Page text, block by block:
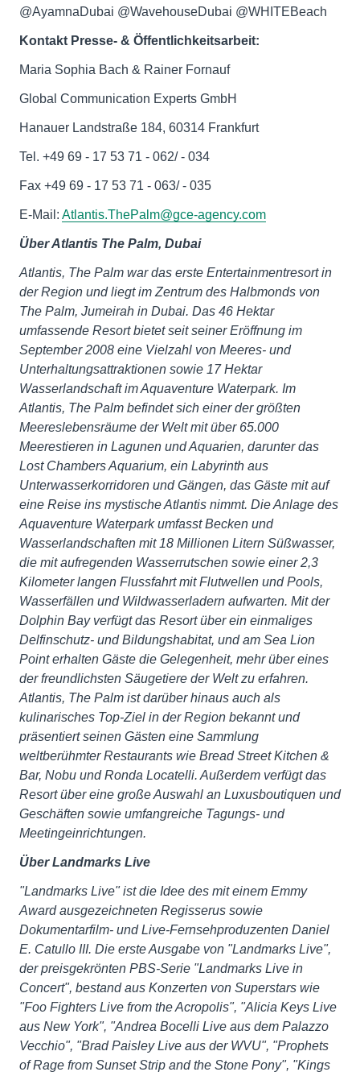
@AyamnaDubai @WavehouseDubai @WHITEBeach
Kontakt Presse- & Öffentlichkeitsarbeit:
Maria Sophia Bach & Rainer Fornauf
Global Communication Experts GmbH
Hanauer Landstraße 184, 60314 Frankfurt
Tel. +49 69 - 17 53 71 - 062/ - 034
Fax +49 69 - 17 53 71 - 063/ - 035
E-Mail: Atlantis.ThePalm@gce-agency.com
Über Atlantis The Palm, Dubai
Atlantis, The Palm war das erste Entertainmentresort in
der Region und liegt im Zentrum des Halbmonds von
The Palm, Jumeirah in Dubai. Das 46 Hektar
umfassende Resort bietet seit seiner Eröffnung im
September 2008 eine Vielzahl von Meeres- und
Unterhaltungsattraktionen sowie 17 Hektar
Wasserlandschaft im Aquaventure Waterpark. Im
Atlantis, The Palm befindet sich einer der größten
Meereslebensräume der Welt mit über 65.000
Meerestieren in Lagunen und Aquarien, darunter das
Lost Chambers Aquarium, ein Labyrinth aus
Unterwasserkorridoren und Gängen, das Gäste mit auf
eine Reise ins mystische Atlantis nimmt. Die Anlage des
Aquaventure Waterpark umfasst Becken und
Wasserlandschaften mit 18 Millionen Litern Süßwasser,
die mit aufregenden Wasserrutschen sowie einer 2,3
Kilometer langen Flussfahrt mit Flutwellen und Pools,
Wasserfällen und Wildwasserladern aufwarten. Mit der
Dolphin Bay verfügt das Resort über ein einmaliges
Delfinschutz- und Bildungshabitat, und am Sea Lion
Point erhalten Gäste die Gelegenheit, mehr über eines
der freundlichsten Säugetiere der Welt zu erfahren.
Atlantis, The Palm ist darüber hinaus auch als
kulinarisches Top-Ziel in der Region bekannt und
präsentiert seinen Gästen eine Sammlung
weltberühmter Restaurants wie Bread Street Kitchen &
Bar, Nobu und Ronda Locatelli. Außerdem verfügt das
Resort über eine große Auswahl an Luxusboutiquen und
Geschäften sowie umfangreiche Tagungs- und
Meetingeinrichtungen.
Über Landmarks Live
"Landmarks Live" ist die Idee des mit einem Emmy
Award ausgezeichneten Regisserus sowie
Dokumentarfilm- und Live-Fernsehproduzenten Daniel
E. Catullo III. Die erste Ausgabe von "Landmarks Live",
der preisgekrönten PBS-Serie "Landmarks Live in
Concert", bestand aus Konzerten von Superstars wie
"Foo Fighters Live from the Acropolis", "Alicia Keys Live
aus New York", "Andrea Bocelli Live aus dem Palazzo
Vecchio", "Brad Paisley Live aus der WVU", "Prophets
of Rage from Sunset Strip and the Stone Pony", "Kings